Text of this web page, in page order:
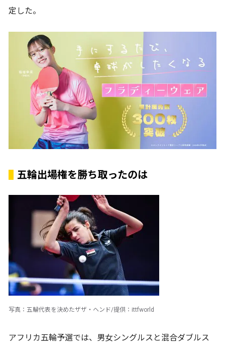
定した。
五輪出場権を勝ち取ったのは
写真：五輪代表を決めたザザ・ヘンド/提供：ittfworld
アフリカ五輪予選では、男女シングルスと混合ダブルス